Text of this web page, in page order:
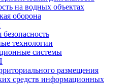
на водных объектах
оборона
технологии
системы
размещения
средств информационных